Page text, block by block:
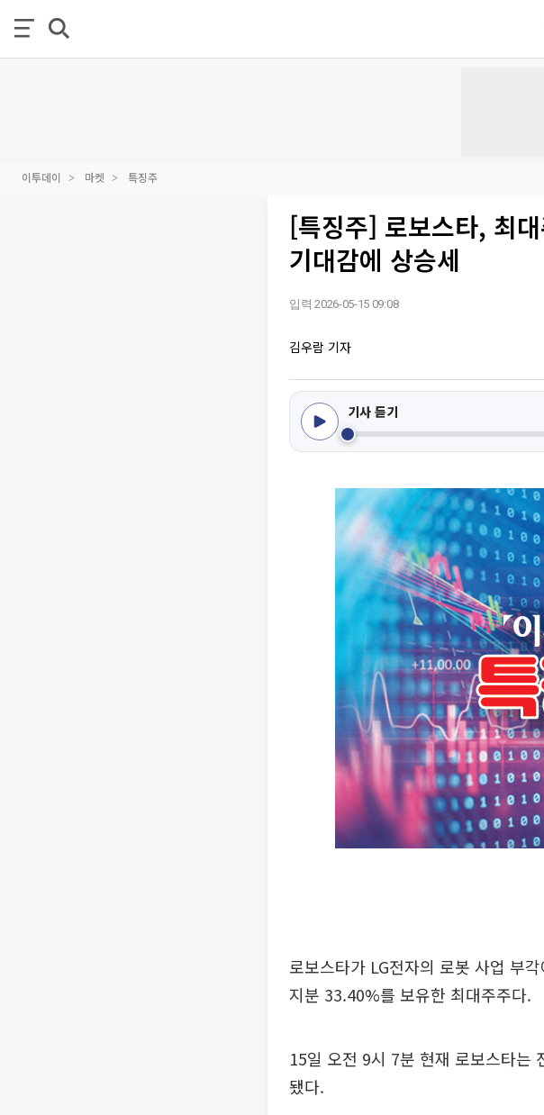
이투데이 마켓 특징주
[특징주] 로보스타, 최
기대감에 상승세
입력 2026-05-15 09:08
김우람 기자
기사 듣기
로보스타가 LG전자의 로봇 사업 부
지분 33.40%를 보유한 최대주주다.
15일 오전 9시 7분 현재 로보스타는
됐다.